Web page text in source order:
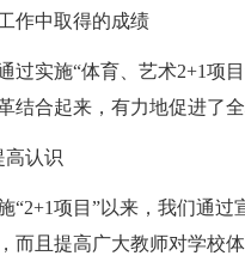
作中取得的成绩
过实施“体育、艺术2+1项
结合起来，有力地促进了
高认识
“2+1项目”以来，我们通
而且提高广大教师对学校